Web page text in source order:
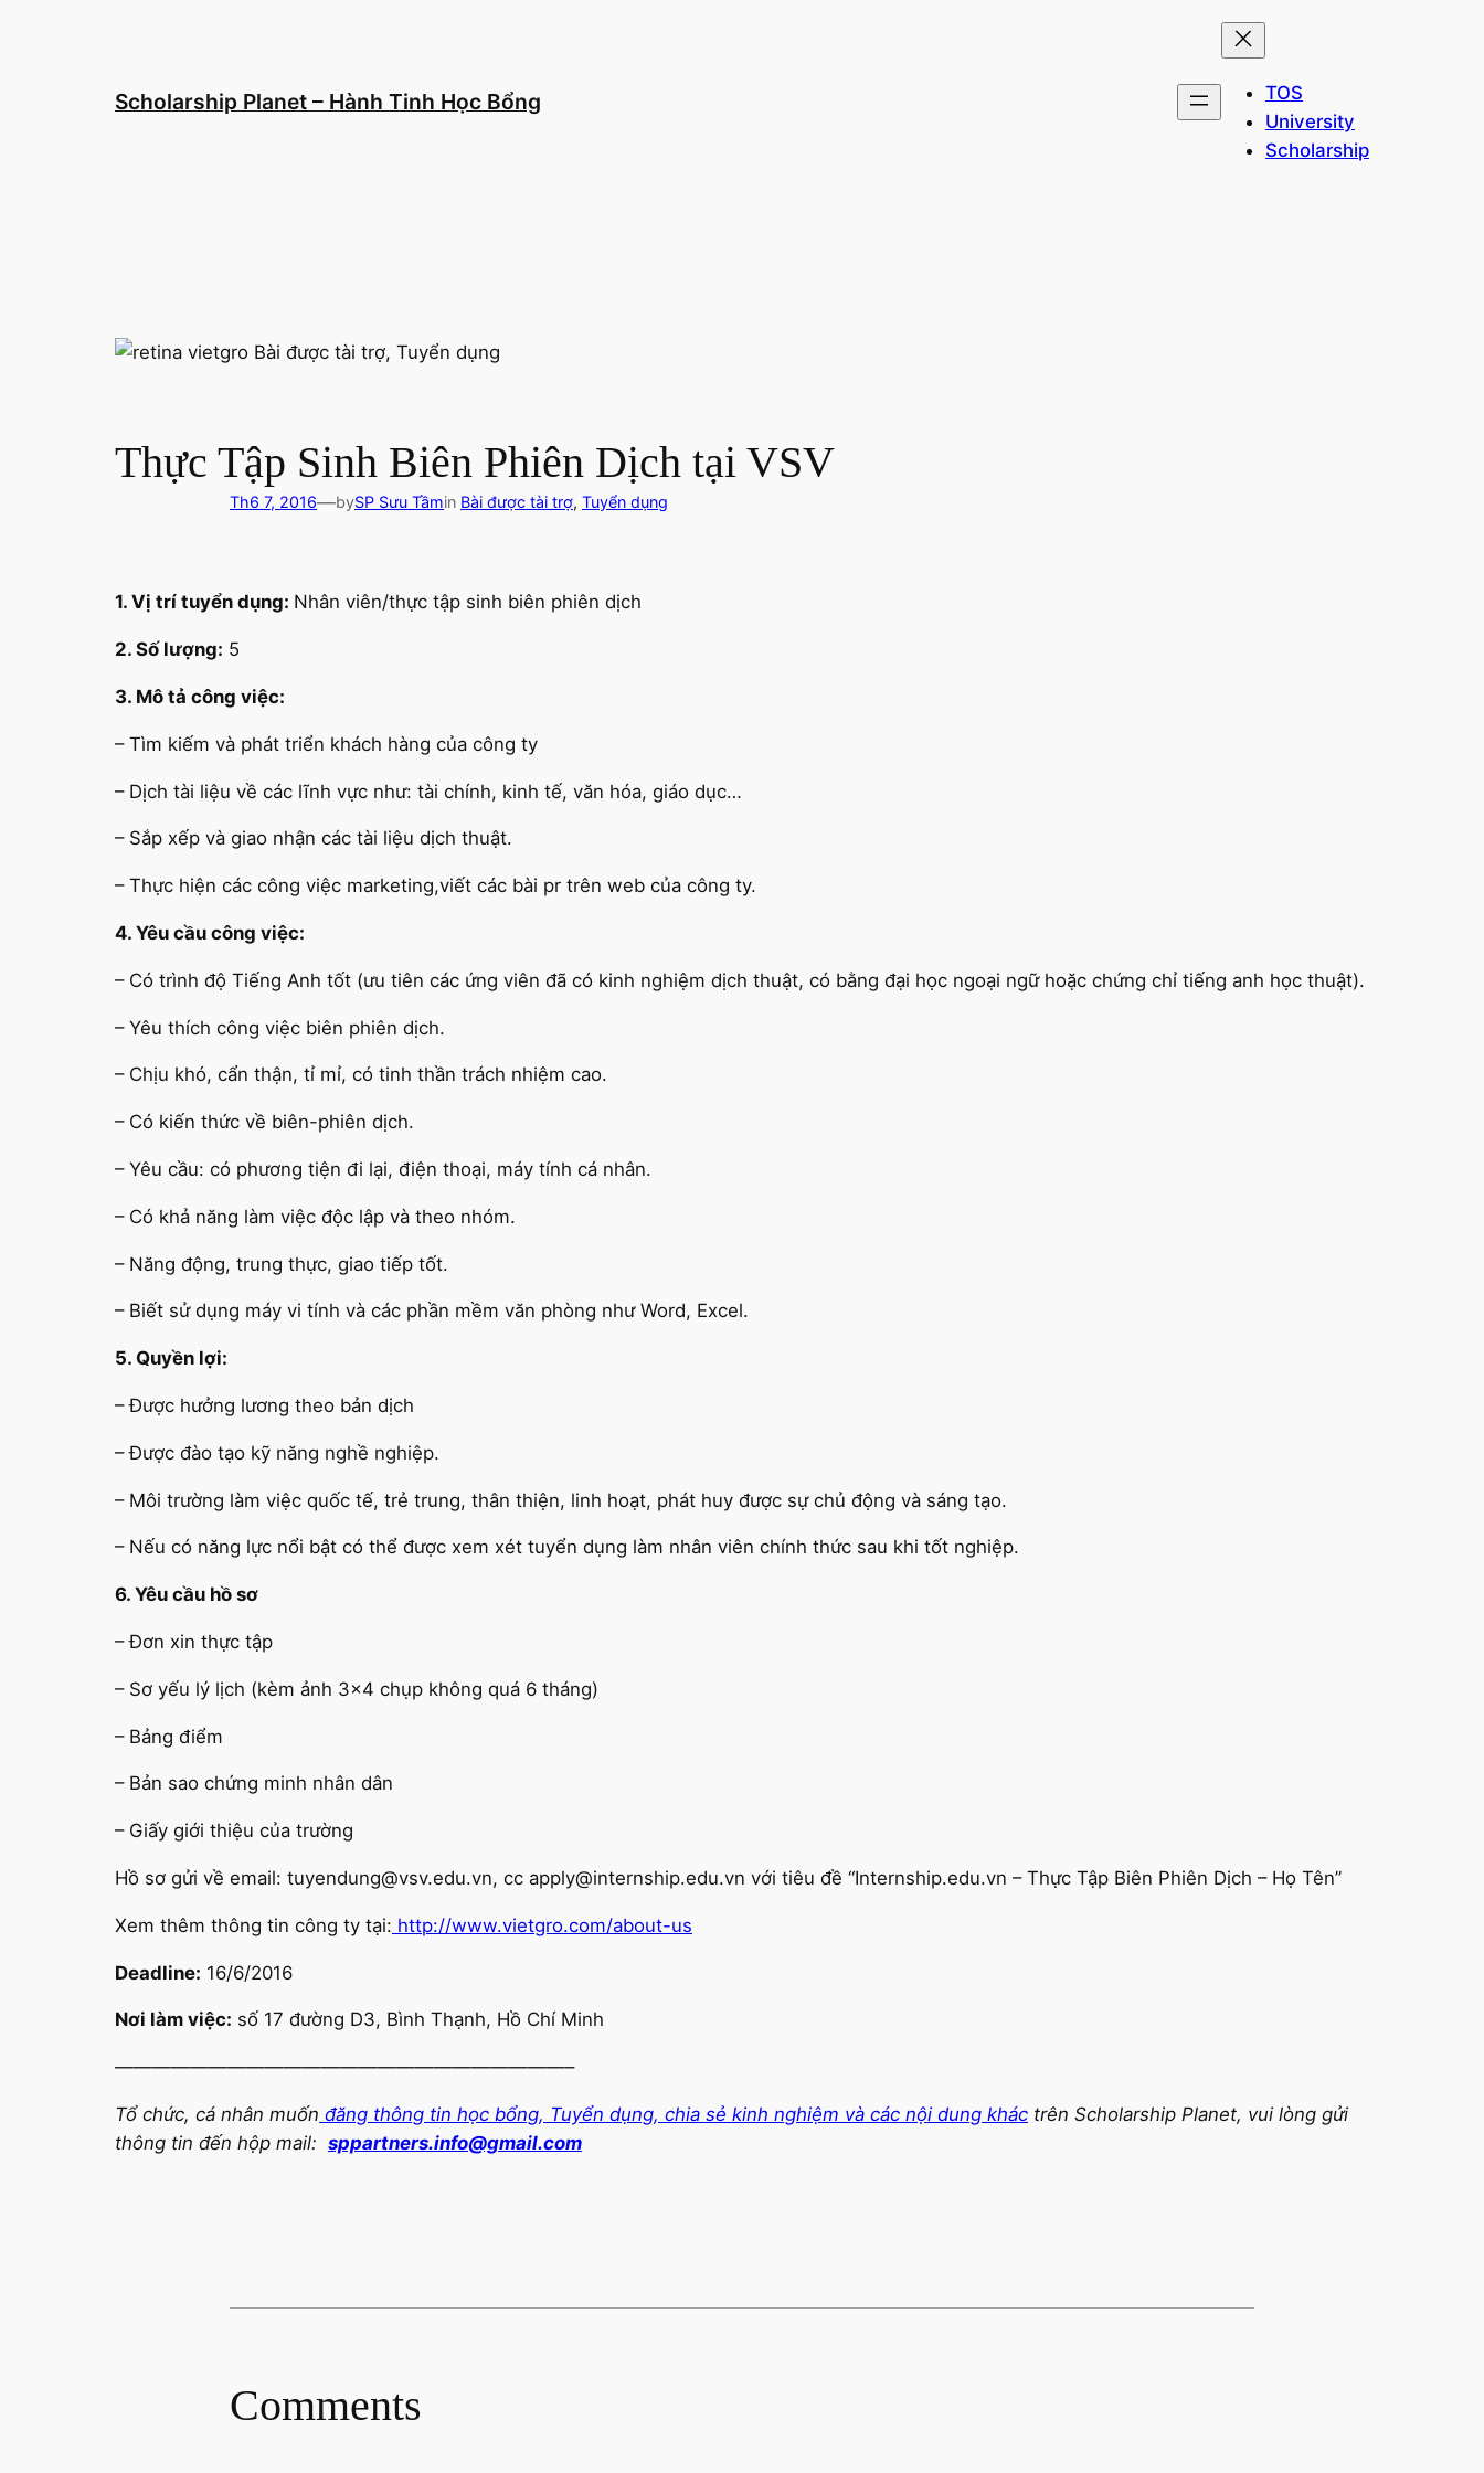
Scholarship Planet – Hành Tinh Học Bổng
TOS
University
Scholarship
Thực Tập Sinh Biên Phiên Dịch tại VSV
Th6 7, 2016—bySP Sưu Tầmin Bài được tài trợ, Tuyển dụng
1. Vị trí tuyển dụng: Nhân viên/thực tập sinh biên phiên dịch
2. Số lượng: 5
3. Mô tả công việc:
– Tìm kiếm và phát triển khách hàng của công ty
– Dịch tài liệu về các lĩnh vực như: tài chính, kinh tế, văn hóa, giáo dục…
– Sắp xếp và giao nhận các tài liệu dịch thuật.
– Thực hiện các công việc marketing,viết các bài pr trên web của công ty.
4. Yêu cầu công việc:
– Có trình độ Tiếng Anh tốt (ưu tiên các ứng viên đã có kinh nghiệm dịch thuật, có bằng đại học ngoại ngữ hoặc chứng chỉ tiếng anh học thuật).
– Yêu thích công việc biên phiên dịch.
– Chịu khó, cẩn thận, tỉ mỉ, có tinh thần trách nhiệm cao.
– Có kiến thức về biên-phiên dịch.
– Yêu cầu: có phương tiện đi lại, điện thoại, máy tính cá nhân.
– Có khả năng làm việc độc lập và theo nhóm.
– Năng động, trung thực, giao tiếp tốt.
– Biết sử dụng máy vi tính và các phần mềm văn phòng như Word, Excel.
5. Quyền lợi:
– Được hưởng lương theo bản dịch
– Được đào tạo kỹ năng nghề nghiệp.
– Môi trường làm việc quốc tế, trẻ trung, thân thiện, linh hoạt, phát huy được sự chủ động và sáng tạo.
– Nếu có năng lực nổi bật có thể được xem xét tuyển dụng làm nhân viên chính thức sau khi tốt nghiệp.
6. Yêu cầu hồ sơ
– Đơn xin thực tập
– Sơ yếu lý lịch (kèm ảnh 3×4 chụp không quá 6 tháng)
– Bảng điểm
– Bản sao chứng minh nhân dân
– Giấy giới thiệu của trường
Hồ sơ gửi về email: tuyendung@vsv.edu.vn, cc apply@internship.edu.vn với tiêu đề “Internship.edu.vn – Thực Tập Biên Phiên Dịch – Họ Tên”
Xem thêm thông tin công ty tại: http://www.vietgro.com/about-us
Deadline: 16/6/2016
Nơi làm việc: số 17 đường D3, Bình Thạnh, Hồ Chí Minh
————————————————————————–
Tổ chức, cá nhân muốn đăng thông tin học bổng, Tuyển dụng, chia sẻ kinh nghiệm và các nội dung khác trên Scholarship Planet, vui lòng gửi
thông tin đến hộp mail: sppartners.info@gmail.com
Comments